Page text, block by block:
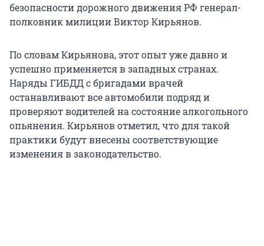
безопасности дорожного движения РФ генерал-
полковник милиции Виктор Кирьянов.
По словам Кирьянова, этот опыт уже давно и
успешно применяется в западных странах.
Наряды ГИБДД с бригадами врачей
останавливают все автомобили подряд и
проверяют водителей на состояние алкогольного
опьянения. Кирьянов отметил, что для такой
практики будут внесены соответствующие
изменения в законодательство.